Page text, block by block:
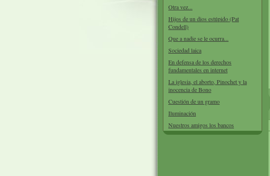
Otra vez...
Hijos de un dios estúpido (Pat
Condell)
Que a nadie se le ocurra...
Sociedad laica
En defensa de los derechos
fundamentales en internet
La iglesia, el aborto, Pinochet y la
inocencia de Bono
Cuestión de un gramo
Iluminación
Nuestros amigos los bancos